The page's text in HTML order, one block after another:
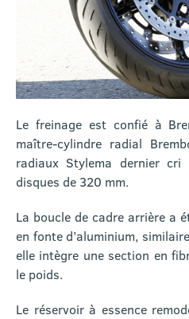
Le freinage est confié à
maître-cylindre radial
radiaux Stylema dernier
disques de 320 mm.
La boucle de cadre arrière a
en fonte d’aluminium,
elle intègre une section en
le poids.
Le réservoir à essence